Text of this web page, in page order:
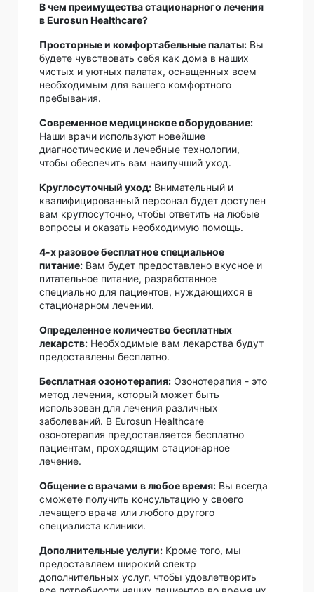
В чем преимущества стационарного лечения
в Eurosun Healthcare?
Просторные и комфортабельные палаты: Вы
будете чувствовать себя как дома в наших
чистых и уютных палатах, оснащенных всем
необходимым для вашего комфортного
пребывания.
Современное медицинское оборудование:
Наши врачи используют новейшие
диагностические и лечебные технологии,
чтобы обеспечить вам наилучший уход.
Круглосуточный уход: Внимательный и
квалифицированный персонал будет доступен
вам круглосуточно, чтобы ответить на любые
вопросы и оказать необходимую помощь.
4-х разовое бесплатное специальное
питание: Вам будет предоставлено вкусное и
питательное питание, разработанное
специально для пациентов, нуждающихся в
стационарном лечении.
Определенное количество бесплатных
лекарств: Необходимые вам лекарства будут
предоставлены бесплатно.
Бесплатная озонотерапия: Озонотерапия - это
метод лечения, который может быть
использован для лечения различных
заболеваний. В Eurosun Healthcare
озонотерапия предоставляется бесплатно
пациентам, проходящим стационарное
лечение.
Общение с врачами в любое время: Вы всегда
сможете получить консультацию у своего
лечащего врача или любого другого
специалиста клиники.
Дополнительные услуги: Кроме того, мы
предоставляем широкий спектр
дополнительных услуг, чтобы удовлетворить